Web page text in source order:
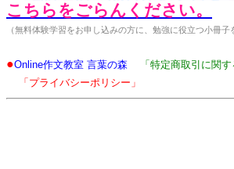
こちらをごらんください。
（無料体験学習をお申し込みの方に、勉強に役立つ小冊子
●Online作文教室 言葉の森
「特定商取引に関
「プライバシーポリシー」